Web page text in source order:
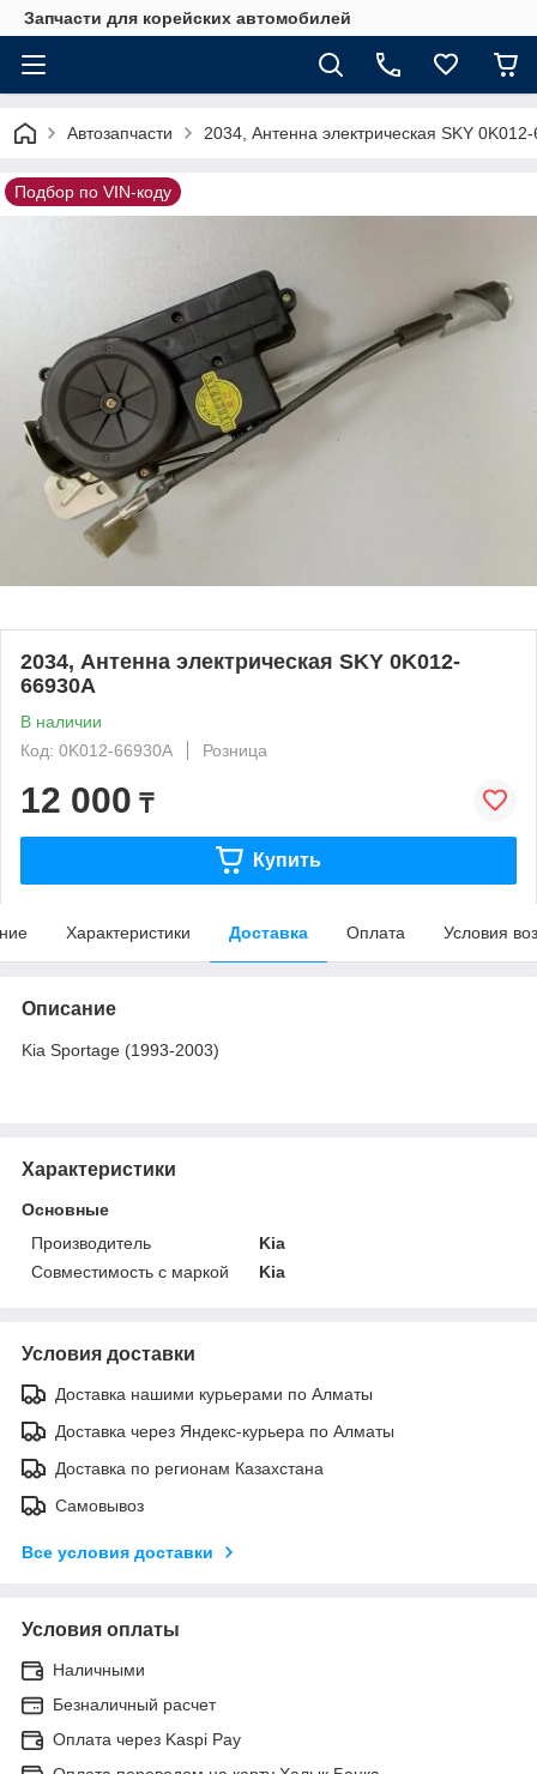
Запчасти для корейских автомобилей
Автозапчасти 2034, Антенна электрическая SKY
Подбор по VIN-коду
2034, Антенна электрическая SKY 0K012-
66930A
В наличии
Код: 0K012-66930A
Розница
12 000 ₸
Купить
Характеристики Доставка Оплата Условия
Описание
Kia Sportage (1993-2003)
Характеристики
Основные
Производитель
Kia
Совместимость с маркой
Kia
Условия доставки
Доставка нашими курьерами по Алматы
Доставка через Яндекс-курьера по Алматы
Доставка по регионам Казахстана
Самовывоз
Все условия доставки
Условия оплаты
Наличными
Безналичный расчет
Оплата через Kaspi Pay